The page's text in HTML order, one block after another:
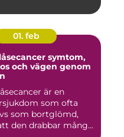
01. feb
symtom,
och vägen genom
är en
som ofta
som bortglömd,
den drabbar många